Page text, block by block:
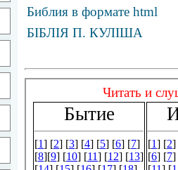
Библия в формате html
БІБЛІЯ П. КУЛІША